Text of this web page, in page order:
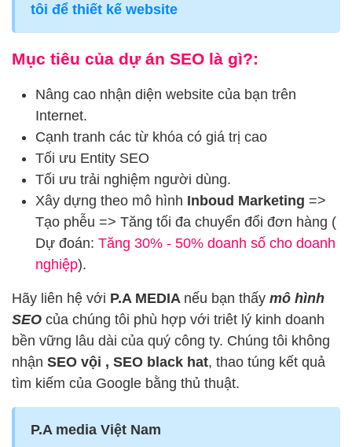
tôi để thiết kế website
Mục tiêu của dự án SEO là gì?:
Nâng cao nhận diện website của bạn trên
Internet.
Cạnh tranh các từ khóa có giá trị cao
Tối ưu Entity SEO
Tối ưu trải nghiệm người dùng.
Xây dựng theo mô hình Inboud Marketing =>
Tạo phễu => Tăng tối đa chuyển đổi đơn hàng (
Dự đoán: Tăng 30% - 50% doanh số cho doanh
nghiệp).
Hãy liên hệ với P.A MEDIA nếu bạn thấy mô hình
SEO của chúng tôi phù hợp với triêt lý kinh doanh
bền vững lâu dài của quý công ty. Chúng tôi không
nhận SEO vội , SEO black hat, thao túng kết quả
tìm kiếm của Google bằng thủ thuật.
P.A media Việt Nam